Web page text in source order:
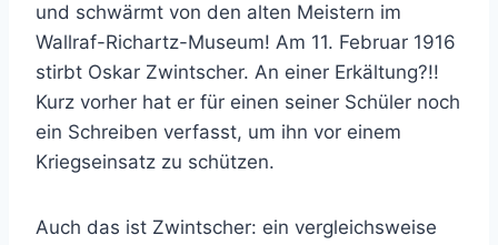
und schwärmt von den alten Meistern im
Wallraf-Richartz-Museum! Am 11. Februar 1916
stirbt Oskar Zwintscher. An einer Erkältung?!!
Kurz vorher hat er für einen seiner Schüler noch
ein Schreiben verfasst, um ihn vor einem
Kriegseinsatz zu schützen.
Auch das ist Zwintscher: ein vergleichsweise